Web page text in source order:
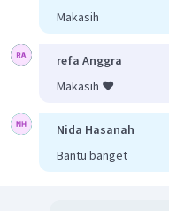
Makasih
refa Anggra
Makasih ❤️
Nida Hasanah
Bantu banget